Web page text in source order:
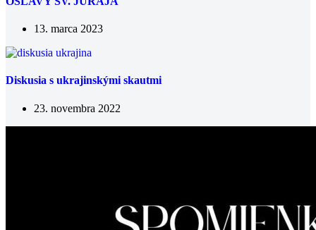
13. marca 2023
Diskusia s ukrajinskými skautmi
23. novembra 2022